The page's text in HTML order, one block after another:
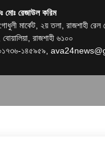
মোঃ রেজাউল করিম
মার্কেট, ২য় তলা, রাজশাহী রেল
রাজশাহী ৬১০০
১৪৫৯৫৯,